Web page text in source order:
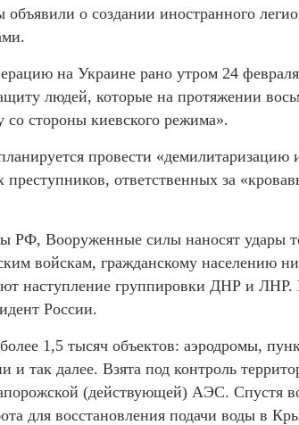
о создании иностранного
на Украине рано утром 24
людей, которые на протяжении
со стороны киевского режима».
провести
преступников, ответственных за
РФ, Вооруженные силы наносят удары
войскам, гражданскому населению
наступление группировки ДНР и
России.
1,5 тысяч объектов: аэродромы,
и так далее. Взята под контроль
(действующей) АЭС. Спустя
для восстановления подачи воды в